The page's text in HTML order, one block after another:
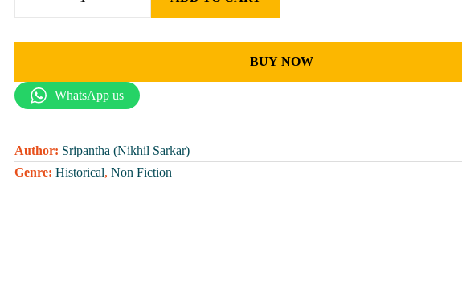
BUY NOW
WhatsApp us
Author: Sripantha (Nikhil Sarkar)
Genre: Historical, Non Fiction